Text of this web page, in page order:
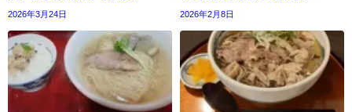
2026年3月24日 2026年2月8日